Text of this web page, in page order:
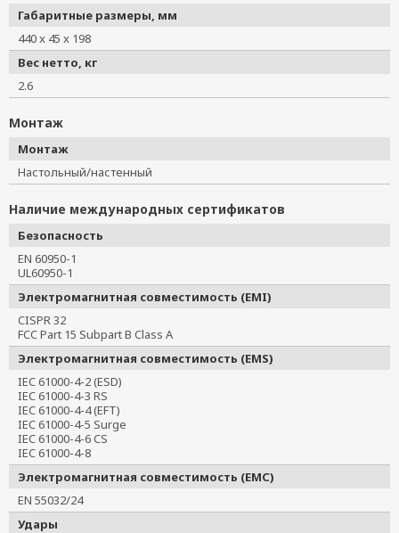
Габаритные размеры, мм
440 x 45 x 198
Вес нетто, кг
2.6
Монтаж
Монтаж
Настольный/настенный
Наличие международных сертификатов
Безопасность
EN 60950-1
UL60950-1
Электромагнитная совместимость (EMI)
CISPR 32
FCC Part 15 Subpart B Class A
Электромагнитная совместимость (EMS)
IEC 61000-4-2 (ESD)
IEC 61000-4-3 RS
IEC 61000-4-4 (EFT)
IEC 61000-4-5 Surge
IEC 61000-4-6 CS
IEC 61000-4-8
Электромагнитная совместимость (EMC)
EN 55032/24
Удары